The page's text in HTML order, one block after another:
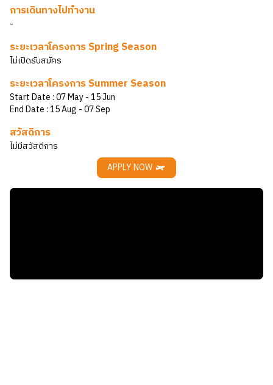
การเดินทางไปทำงาน
-
ระยะเวลาโครงการ Spring Season
ไม่เปิดรับสมัคร
ระยะเวลาโครงการ Summer Season
Start Date :07 May- 15 Jun
End Date :15 Aug - 07 Sep
สวัสดิการ
ไม่มีสวัสดีการ
APPLY NOW